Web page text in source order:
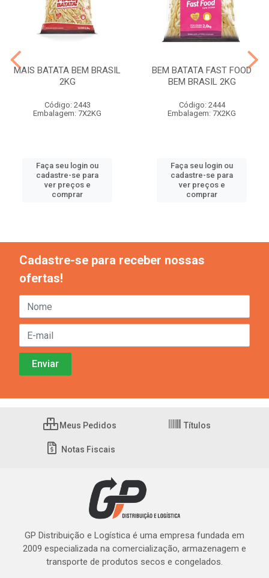
MAIS BATATA BEM BRASIL
2KG
Código: 2443
Embalagem: 7X2KG
Faça seu login ou
cadastre-se para
ver preços e
comprar
BEM BATATA FAST FOOD
BEM BRASIL 2KG
Código: 2444
Embalagem: 7X2KG
Faça seu login ou
cadastre-se para
ver preços e
comprar
Cadastre-se para receber nossas
ofertas!
Meus Pedidos Títulos
Notas Fiscais
GP Distribuição e Logística é uma empresa fundada em
2009 especializada na comercialização, armazenagem e
transporte de produtos secos e congelados.